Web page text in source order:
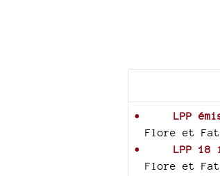
LPP
Flore et
LPP 18
Flore et